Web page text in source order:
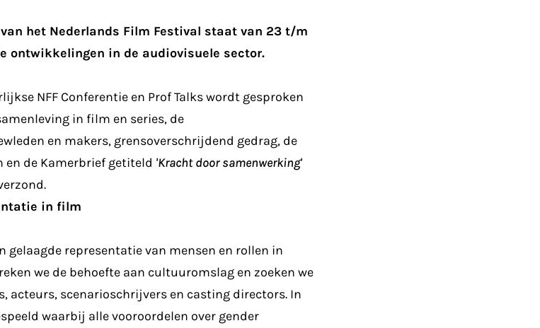
het Nederlands Film Festival staat van 23 t/m
ontwikkelingen in de audiovisuele sector.
NFF Conferentie en Prof Talks wordt gesproken
in film en series, de
en makers, grensoverschrijdend gedrag, de
en de Kamerbrief getiteld 'Kracht door samenwerking'
in film
gelaagde representatie van mensen en rollen in
we de behoefte aan cultuuromslag en zoeken we
acteurs, scenarioschrijvers en casting directors. In
waarbij alle vooroordelen over gender